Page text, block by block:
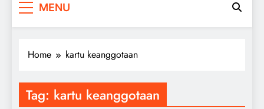
MENU
Home kartu keanggotaan
Tag: kartu keanggotaan